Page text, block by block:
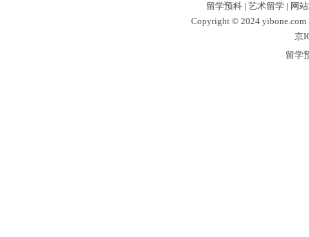
留学预科| 艺术留学| 网
Copyright © 2024 yibone.com
京
留学